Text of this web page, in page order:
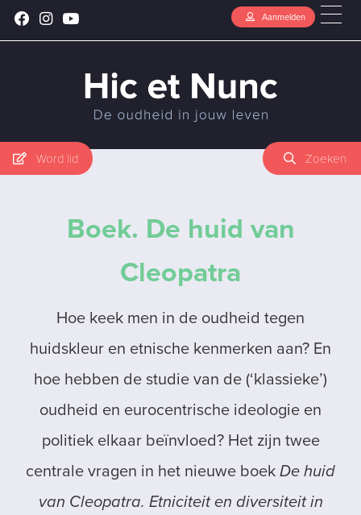
Aanmelden
Word lid Zoeken
Boek. De huid van
Cleopatra
Hoe keek men in de oudheid tegen
huidskleur en etnische kenmerken aan? En
hoe hebben de studie van de (‘klassieke’)
oudheid en eurocentrische ideologie en
politiek elkaar beïnvloed? Het zijn twee
centrale vragen in het nieuwe boekDe huid
van Cleopatra. Etniciteit en diversiteit in